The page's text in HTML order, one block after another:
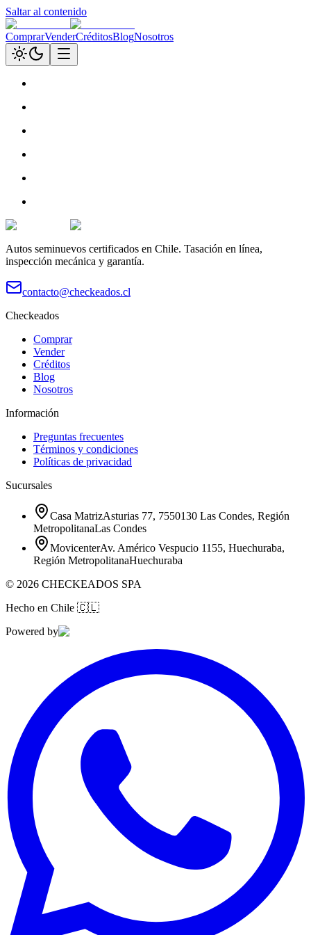
Saltar al contenido
ComprarVenderCréditosBlogNosotros
Autos seminuevos certificados en Chile. Tasación en línea,
inspección mecánica y garantía.
contacto@checkeados.cl
Checkeados
Comprar
Vender
Créditos
Blog
Nosotros
Información
Preguntas frecuentes
Términos y condiciones
Políticas de privacidad
Sucursales
Casa MatrizAsturias 77, 7550130 Las Condes, Región
MetropolitanaLas Condes
MovicenterAv. Américo Vespucio 1155, Huechuraba,
Región MetropolitanaHuechuraba
© 2026 CHECKEADOS SPA
Hecho en Chile 🇨🇱
Powered by